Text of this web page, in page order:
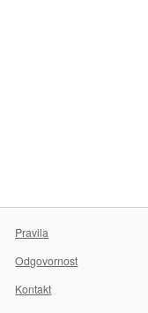
Pravila
Odgovornost
Kontakt